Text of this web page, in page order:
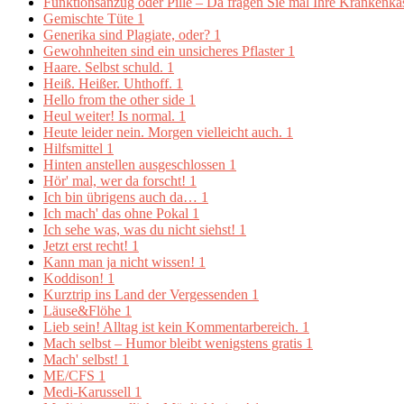
Gemischte Tüte 1
Generika sind Plagiate, oder? 1
Gewohnheiten sind ein unsicheres Pflaster 1
Haare. Selbst schuld. 1
Heiß. Heißer. Uhthoff. 1
Hello from the other side 1
Heul weiter! Is normal. 1
Heute leider nein. Morgen vielleicht auch. 1
Hilfsmittel 1
Hinten anstellen ausgeschlossen 1
Hör' mal, wer da forscht! 1
Ich bin übrigens auch da… 1
Ich mach' das ohne Pokal 1
Ich sehe was, was du nicht siehst! 1
Jetzt erst recht! 1
Kann man ja nicht wissen! 1
Koddison! 1
Kurztrip ins Land der Vergessenden 1
Läuse&Flöhe 1
Lieb sein! Alltag ist kein Kommentarbereich. 1
Mach selbst – Humor bleibt wenigstens gratis 1
Mach' selbst! 1
ME/CFS 1
Medi-Karussell 1